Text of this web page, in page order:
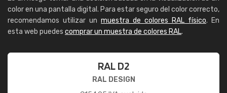
color en una pantalla digital. Para estar seguro del color correcto,
recomendamos utilizar un muestra de colores RAL físico. En
esta web puedes comprar un muestra de colores RAL.
RAL D2
RAL DESIGN